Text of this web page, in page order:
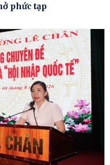
phức tạp